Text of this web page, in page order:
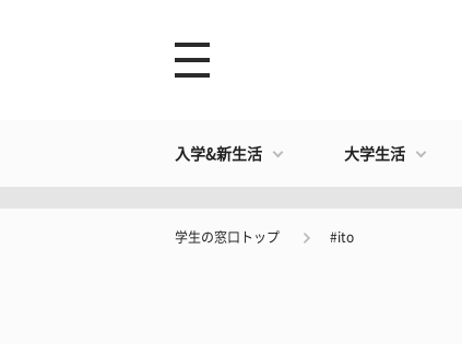
入学&新生活 大学生活
学生の窓口トップ #ito